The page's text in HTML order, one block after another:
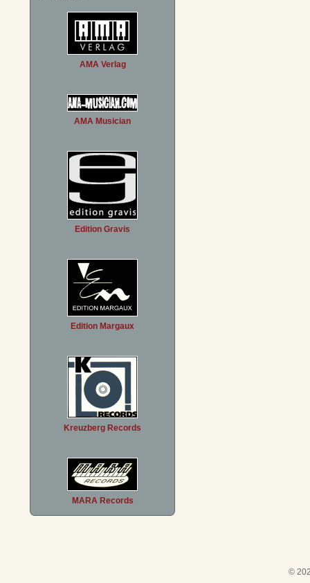
AMA Verlag
AMA Musician
Edition Gravis
Edition Margaux
Kreuzberg Records
MARA Records
©